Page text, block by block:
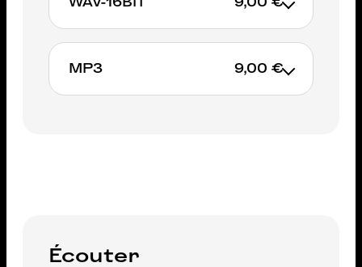
AJOUTER AU PANIER
MP3 9,00 €
Écouter